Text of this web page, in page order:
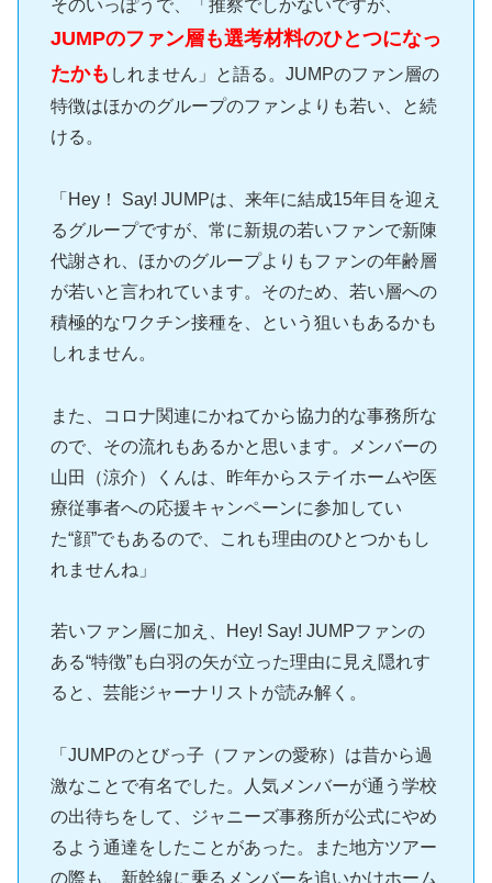
そのいっぽうで、「推察でしかないですが、
JUMPのファン層も選考材料のひとつになっ
たかも しれません」と語る。JUMPのファン層の
特徴はほかのグループのファンよりも若い、と続
ける。
「Hey！ Say! JUMPは、来年に結成15年目を迎え
るグループですが、常に新規の若いファンで新陳
代謝され、ほかのグループよりもファンの年齢層
が若いと言われています。そのため、若い層への
積極的なワクチン接種を、という狙いもあるかも
しれません。
また、コロナ関連にかねてから協力的な事務所な
ので、その流れもあるかと思います。メンバーの
山田（涼介）くんは、昨年からステイホームや医
療従事者への応援キャンペーンに参加してい
た“顔”でもあるので、これも理由のひとつかもし
れませんね」
若いファン層に加え、Hey! Say! JUMPファンの
ある“特徴”も白羽の矢が立った理由に見え隠れす
ると、芸能ジャーナリストが読み解く。
「JUMPのとびっ子（ファンの愛称）は昔から過
激なことで有名でした。人気メンバーが通う学校
の出待ちをして、ジャニーズ事務所が公式にやめ
るよう通達をしたことがあった。また地方ツアー
の際も、新幹線に乗るメンバーを追いかけホーム